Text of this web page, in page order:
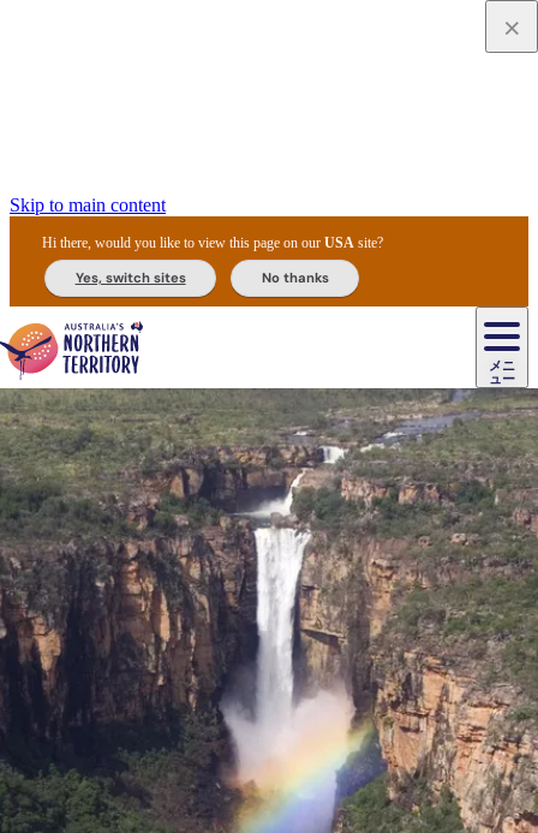
Skip to main content
Hi there, would you like to view this page on ourUSA site?
Yes, switch sites No thanks
メニ
ュー
メ
イ
ン
ナ
ビ
ゲ
ー
ョ
ン
最
も
人
気
が
高
い
場
ー
ズ
ロ
ッ
ク
ダ
ー
ウ
ィ
ン
ス
ス
プ
リ
ン
グ
ズ
カ
ド
ゥ
国
立
園
チ
フ
ィ
ー
ル
ド
国
立
公
園
ワ
タ
ル
カ
立
公
園
テ
ィ
ウ
ィ
諸
島
ニ
ト
ミ
ク
国
立
公
園
ル
/
デ
ビ
ル
ズ・
マ
ー
ブ
ル
ズ
保
護
ジ
ジ
ャ/
ウ
ェ
ス
ト
マ
ク
ド
ネ
ル
国
立
公
園
体
験
旅
民
文
化
体
験
ド
＆
ド
リ
ン
ク
バ
ル
と
イ
ベ
ン
ト
ア・
ア
ク
テ
ィ
ビ
ィ
自
然
と
野
生
生
物
歴
と
伝
統
釣
り
ラ
グ
ジ
ュ
リ
ー
な
体
験
キ
ャ
ン
ピ
ン
グ
&
グ
ラ
ン
ピ
ン
旅
の
コ
ツ
計
画
と
予
約
宿
泊
施
設
ド
同
行
ツ
ア
ー
機
関
＆
レ
ン
タ
ル
ラ
ン
＆
オ
フ
ー
観光地
ジムジムフォールズ
マイトリップに追加